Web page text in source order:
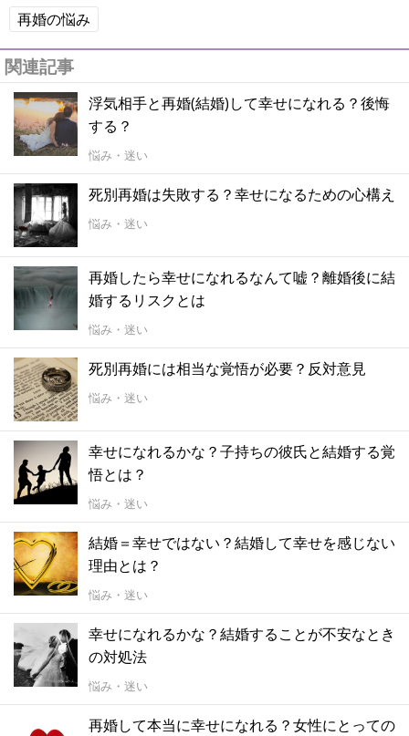
再婚の悩み
関連記事
浮気相手と再婚(結婚)して幸せになれる？後悔
する？
悩み・迷い
死別再婚は失敗する？幸せになるための心構え
悩み・迷い
再婚したら幸せになれるなんて嘘？離婚後に結
婚するリスクとは
悩み・迷い
死別再婚には相当な覚悟が必要？反対意見
悩み・迷い
幸せになれるかな？子持ちの彼氏と結婚する覚
悟とは？
悩み・迷い
結婚＝幸せではない？結婚して幸せを感じない
理由とは？
悩み・迷い
幸せになれるかな？結婚することが不安なとき
の対処法
悩み・迷い
再婚して本当に幸せになれる？女性にとっての